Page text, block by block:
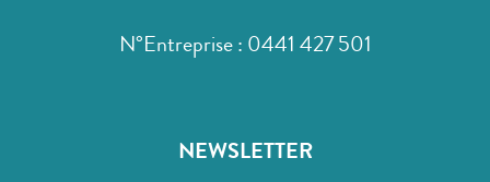
N°Entreprise : 0441 427 501
NEWSLETTER